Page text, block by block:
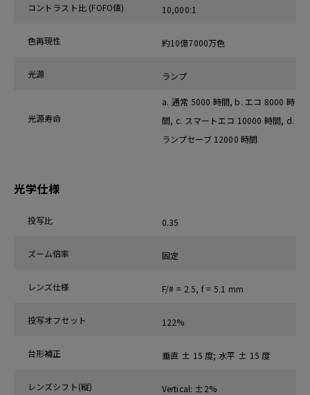
コントラスト比 (FOFO値) 10,000:1
色再現性 約10億7000万色
光源 ランプ
光源寿命
a. 通常 5000 時間, b. エコ 8000 時
間, c. スマートエコ 10000 時間, d.
ランプセーブ 12000 時間
光学仕様
投写比 0.35
ズーム倍率 固定
レンズ仕様 F/# = 2.5, f = 5.1 mm
投写オフセット 122%
台形補正 垂直 ± 15 度; 水平 ± 15 度
レンズシフト(縦) Vertical: ±2%